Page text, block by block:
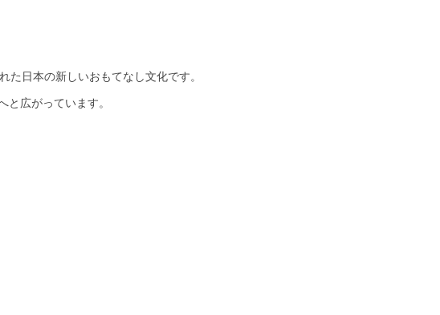
日本の新しいおもてなし文化です。
広がっています。